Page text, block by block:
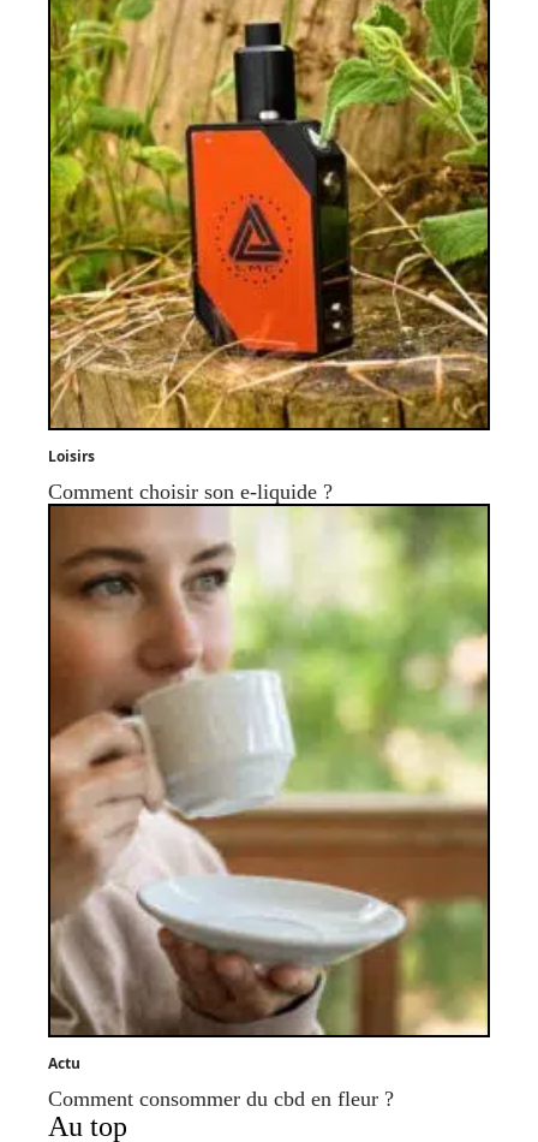
Loisirs
Comment choisir son e-liquide ?
Actu
Comment consommer du cbd en fleur ?
Au top